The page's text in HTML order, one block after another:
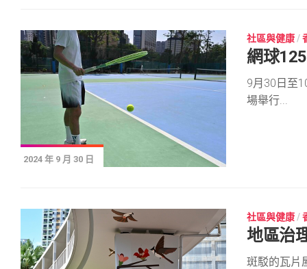
2024 年 9 月 30 日
社區與健康 /
網球
9月30日至
場舉行...
社區與健康 /
地區治
斑駁的瓦片